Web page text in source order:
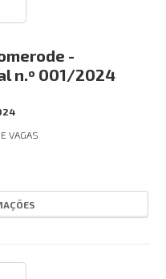
-
n.º 001/2024
VAGAS